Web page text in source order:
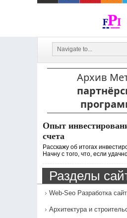
Архив
Опыт
счета
Расскажу об итогах
Начну с того, что, если
Разделы
Web-Seo Разработка
Архитектура и